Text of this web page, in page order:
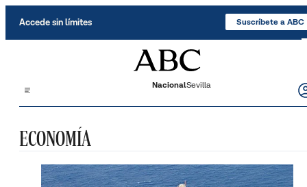
Accede sin límites Suscríbete a ABC
NacionalSevilla
ECONOMÍA